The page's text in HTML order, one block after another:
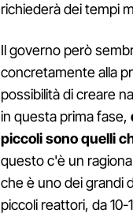
richiederà dei tempi
Il governo però
concretamente alla
possibilità di creare
in questa prima fase,
piccoli sono quelli
questo c'è un
che è uno dei grandi
piccoli reattori, da